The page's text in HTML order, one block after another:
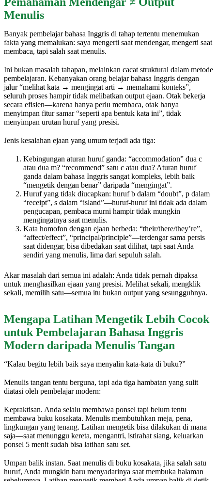
Menulis
Banyak pembelajar bahasa Inggris di tahap tertentu menemukan
fakta yang memalukan: saya mengerti saat mendengar, mengerti saat
membaca, tapi salah saat menulis.
Ini bukan masalah tahapan, melainkan cacat struktural dalam metode
pembelajaran. Kebanyakan orang belajar bahasa Inggris dengan
jalur “melihat kata → mengingat arti → memahami konteks”,
seluruh proses hampir tidak melibatkan output ejaan. Otak bekerja
secara efisien—karena hanya perlu membaca, otak hanya
menyimpan fitur samar “seperti apa bentuk kata ini”, tidak
menyimpan urutan huruf yang presisi.
Jenis kesalahan ejaan yang umum terjadi ada tiga:
Kebingungan aturan huruf ganda: “accommodation” dua c
atau dua m? “recommend” satu c atau dua? Aturan huruf
ganda dalam bahasa Inggris sangat kompleks, lebih baik
“mengetik dengan benar” daripada “mengingat”.
Huruf yang tidak diucapkan: huruf b dalam “doubt”, p dalam
“receipt”, s dalam “island”—huruf-huruf ini tidak ada dalam
pengucapan, pembaca murni hampir tidak mungkin
mengingatnya saat menulis.
Kata homofon dengan ejaan berbeda: “their/there/they’re”,
“affect/effect”, “principal/principle”—terdengar sama persis
saat didengar, bisa dibedakan saat dilihat, tapi saat Anda
sendiri yang menulis, lima dari sepuluh salah.
Akar masalah dari semua ini adalah: Anda tidak pernah dipaksa
untuk menghasilkan ejaan yang presisi. Melihat sekali, mengklik
sekali, memilih satu—semua itu bukan output yang sesungguhnya.
Mengapa Latihan Mengetik Lebih Cocok
untuk Pembelajaran Bahasa Inggris
Modern daripada Menulis Tangan
“Kalau begitu lebih baik saya menyalin kata-kata di buku?”
Menulis tangan tentu berguna, tapi ada tiga hambatan yang sulit
diatasi oleh pembelajar modern:
Kepraktisan. Anda selalu membawa ponsel tapi belum tentu
membawa buku kosakata. Menulis membutuhkan meja, pena,
lingkungan yang tenang. Latihan mengetik bisa dilakukan di mana
saja—saat menunggu kereta, mengantri, istirahat siang, keluarkan
ponsel 5 menit sudah bisa latihan satu set.
Umpan balik instan. Saat menulis di buku kosakata, jika salah satu
huruf, Anda mungkin baru menyadarinya saat membuka halaman